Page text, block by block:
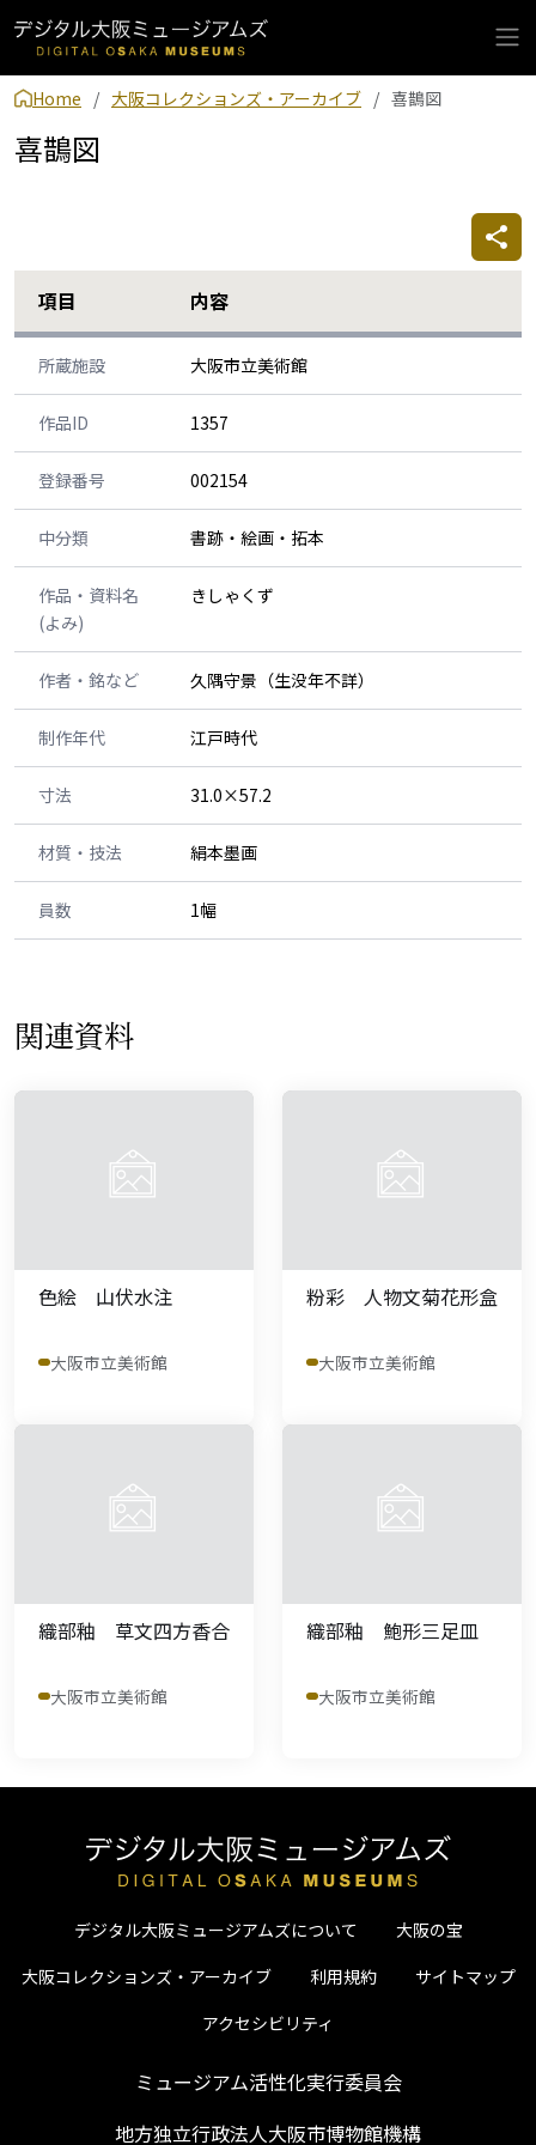
Home 大阪コレクションズ・アーカイブ 喜鵲図
喜鵲図
項目 内容
所蔵施設 大阪市立美術館
作品ID 1357
登録番号 002154
中分類 書跡・絵画・拓本
作品・資料名
(よみ)
きしゃくず
作者・銘など 久隅守景（生没年不詳）
制作年代 江戸時代
寸法 31.0×57.2
材質・技法 絹本墨画
員数 1幅
関連資料
色絵 山伏水注
大阪市立美術館
粉彩 人物文菊花形盒
大阪市立美術館
織部釉 草文四方香合
大阪市立美術館
織部釉 鮑形三足皿
大阪市立美術館
デジタル大阪ミュージアムズについて
大阪の宝
大阪コレクションズ・アーカイブ
利用規約
サイトマップ
アクセシビリティ
ミュージアム活性化実行委員会
地方独立行政法人大阪市博物館機構